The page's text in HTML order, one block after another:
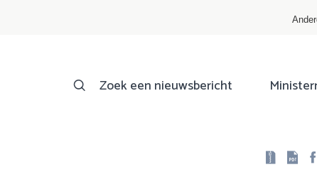
Zoek een nieuwsbericht